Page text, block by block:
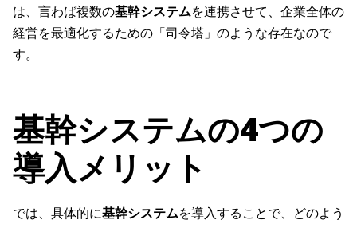
は、言わば複数の基幹システムを連携させて、企業全体の
経営を最適化するための「司令塔」のような存在なので
す。
基幹システムの4つの
導入メリット
では、具体的に基幹システムを導入することで、どのよう